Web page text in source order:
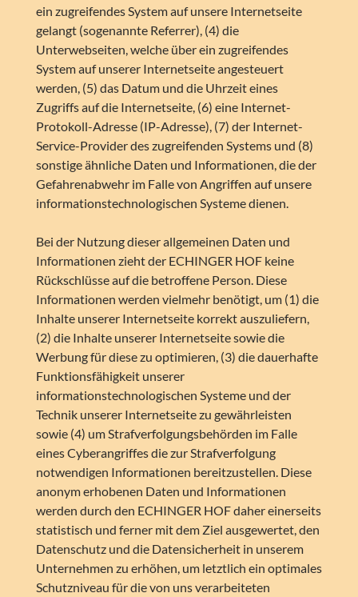
ein zugreifendes System auf unsere Internetseite
gelangt (sogenannte Referrer), (4) die
Unterwebseiten, welche über ein zugreifendes
System auf unserer Internetseite angesteuert
werden, (5) das Datum und die Uhrzeit eines
Zugriffs auf die Internetseite, (6) eine Internet-
Protokoll-Adresse (IP-Adresse), (7) der Internet-
Service-Provider des zugreifenden Systems und (8)
sonstige ähnliche Daten und Informationen, die der
Gefahrenabwehr im Falle von Angriffen auf unsere
informationstechnologischen Systeme dienen.
Bei der Nutzung dieser allgemeinen Daten und
Informationen zieht der ECHINGER HOF keine
Rückschlüsse auf die betroffene Person. Diese
Informationen werden vielmehr benötigt, um (1) die
Inhalte unserer Internetseite korrekt auszuliefern,
(2) die Inhalte unserer Internetseite sowie die
Werbung für diese zu optimieren, (3) die dauerhafte
Funktionsfähigkeit unserer
informationstechnologischen Systeme und der
Technik unserer Internetseite zu gewährleisten
sowie (4) um Strafverfolgungsbehörden im Falle
eines Cyberangriffes die zur Strafverfolgung
notwendigen Informationen bereitzustellen. Diese
anonym erhobenen Daten und Informationen
werden durch den ECHINGER HOF daher einerseits
statistisch und ferner mit dem Ziel ausgewertet, den
Datenschutz und die Datensicherheit in unserem
Unternehmen zu erhöhen, um letztlich ein optimales
Schutzniveau für die von uns verarbeiteten